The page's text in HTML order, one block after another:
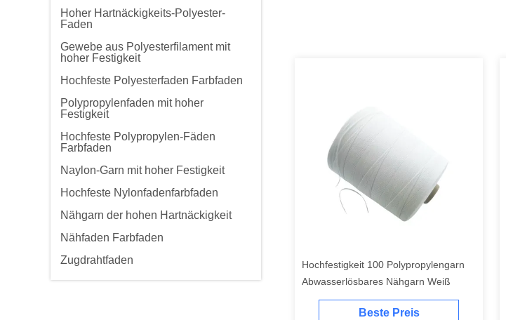
Hoher Hartnäckigkeits-Polyester-
Faden
Gewebe aus Polyesterfilament mit
hoher Festigkeit
Hochfeste Polyesterfaden Farbfaden
Polypropylenfaden mit hoher
Festigkeit
Hochfeste Polypropylen-Fäden
Farbfaden
Naylon-Garn mit hoher Festigkeit
Hochfeste Nylonfadenfarbfaden
Nähgarn der hohen Hartnäckigkeit
Nähfaden Farbfaden
Zugdrahtfaden
Hochfestigkeit 100 Polypropylengarn
Abwasserlösbares Nähgarn Weiß
Beste Preis